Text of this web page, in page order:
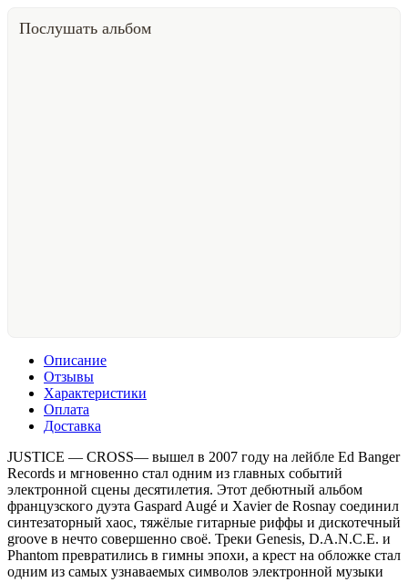
Послушать альбом
Описание
Отзывы
Характеристики
Оплата
Доставка
JUSTICE — CROSS— вышел в 2007 году на лейбле Ed Banger
Records и мгновенно стал одним из главных событий
электронной сцены десятилетия. Этот дебютный альбом
французского дуэта Gaspard Augé и Xavier de Rosnay соединил
синтезаторный хаос, тяжёлые гитарные риффы и дискотечный
groove в нечто совершенно своё. Треки Genesis, D.A.N.C.E. и
Phantom превратились в гимны эпохи, а крест на обложке стал
одним из самых узнаваемых символов электронной музыки